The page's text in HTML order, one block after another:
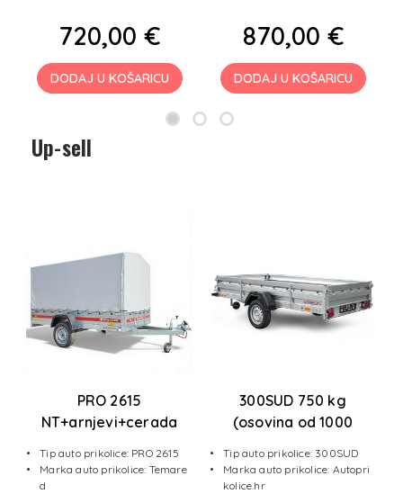
720,00 €
DODAJ U KOŠARICU
870,00 €
DODAJ U KOŠARICU
Up-sell
PRO 2615
NT+arnjevi+cerada
Tip auto prikolice: PRO 2615
Marka auto prikolice: Temare
d
300SUD 750 kg
(osovina od 1000
LED svjetla
Tip auto prikolice: 300SUD
Marka auto prikolice: Autopri
kolice.hr